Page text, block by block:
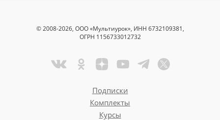
© 2008-2026, ООО «Мультиурок», ИНН 6732109381,
ОГРН 1156733012732
Подписки
Комплекты
Курсы